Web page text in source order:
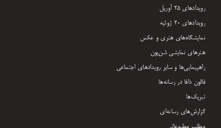
رویدادهای ۲۵ آوریل
رویدادهای ۲۰ ژوئیه
نمایشگاه‌های هنری و عکس
هنرهای نمایشی شن‌یون
راهپیمایی‌ها و سایر رویدادهای اجتماعی
فالون دافا در رسانه‌ها
تبریک‌ها
گزارش‌های رسانه‌ای